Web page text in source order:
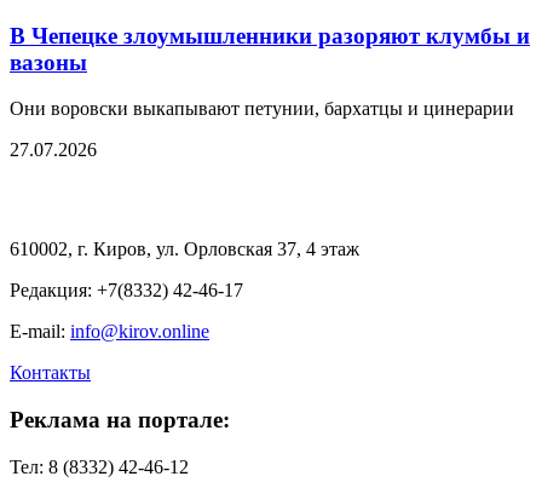
В Чепецке злоумышленники разоряют клумбы и
вазоны
Они воровски выкапывают петунии, бархатцы и цинерарии
27.07.2026
610002, г. Киров, ул. Орловская 37, 4 этаж
Редакция: +7(8332) 42-46-17
E-mail: info@kirov.online
Контакты
Реклама на портале:
Тел: 8 (8332) 42-46-12